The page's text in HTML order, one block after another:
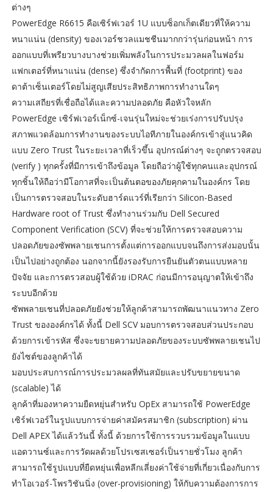
ต่างๆ
PowerEdge R6615 คือเซิร์ฟเวอร์ 1U แบบซ็อกเก็ตเดียวที่ให้ความ
หนาแน่น (density) ของเวอร์ชวลแมชชีนมากกว่ารุ่นก่อนหน้า การ
ออกแบบที่เพรียวบางบางช่วยเพิ่มพลังในการประมวลผลในฟอร์ม
แฟกเตอร์ที่หนาแน่น (dense) ซึ่งจำกัดการพื้นที่ (footprint) ของ
ดาต้าเซ็นเตอร์โดยไม่สูญเสียประสิทธิภาพการทำงานใดๆ
ความเสถียรที่เชื่อถือได้และความปลอดภัย คือหัวใจหลัก
PowerEdge เซิร์ฟเวอร์เน็กซ์-เจนรุ่นใหม่จะช่วยเร่งการปรับปรุง
สภาพแวดล้อมการทำงานของระบบไอทีภายในองค์กรเข้าสู่แนวคิด
แบบ Zero Trust ในระยะเวลาที่เร็วขึ้น อุปกรณ์ต่างๆ จะถูกตรวจสอบ
(verify ) ทุกครั้งที่มีการเข้าถึงข้อมูล โดยถือว่าผู้ใช้ทุกคนและอุปกรณ์
ทุกชิ้นให้ถือว่ามีโอกาสที่จะเป็นต้นตอของภัยคุกคามในองค์กร โดย
เป็นการตรวจสอบในระดับฮาร์ดแวร์ที่เรียกว่า Silicon-Based
Hardware root of Trust ซึ่งทำงานร่วมกับ Dell Secured
Component Verification (SCV) ที่จะช่วยให้การตรวจสอบความ
ปลอดภัยของซัพพลายเชนการตั้งแต่การออกแบบจนถึงการส่งมอบนั้น
เป็นไปอย่างถูกต้อง นอกจากนี้ยังรองรับการยืนยันตัวตนแบบหลาย
ปัจจัย และการตรวสอบผู้ใช้ด้วย iDRAC ก่อนมีการอนุญาตให้เข้าถึง
ระบบอีกด้วย
ซัพพลายเชนที่ปลอดภัยยังช่วยให้ลูกค้าสามารถพัฒนาแนวทาง Zero
Trust ขององค์กรได้ ทั้งนี้ Dell SCV มอบการตรวจสอบส่วนประกอบ
ด้วยการเข้ารหัส ซึ่งจะขยายความปลอดภัยของระบบซัพพลายเชนไป
ยังไซต์ของลูกค้าได้
มอบประสบการณ์การประมวลผลที่ทันสมัยและปรับขยายขนาด
(scalable) ได้
ลูกค้าที่มองหาความยืดหยุ่นสำหรับ OpEx สามารถใช้ PowerEdge
เซิร์ฟเวอร์ในรูปแบบการจ่ายค่าสมัครสมาชิก (subscription) ผ่าน
Dell APEX ได้แล้ววันนี้ ทั้งนี้ ด้วยการใช้การรวบรวมข้อมูลในแบบ
แอดวานซ์และการวัดผลด้วยโปรเซสเซอร์เป็นรายชั่วโมง ลูกค้า
สามารถใช้รูปแบบที่ยืดหยุ่นเพื่อหลีกเลี่ยงค่าใช้จ่ายที่เกี่ยวเนื่องกับการ
ทำโอเวอร์-โพรวิชันนิ่ง (over-provisioning) ให้กับความต้องการการ